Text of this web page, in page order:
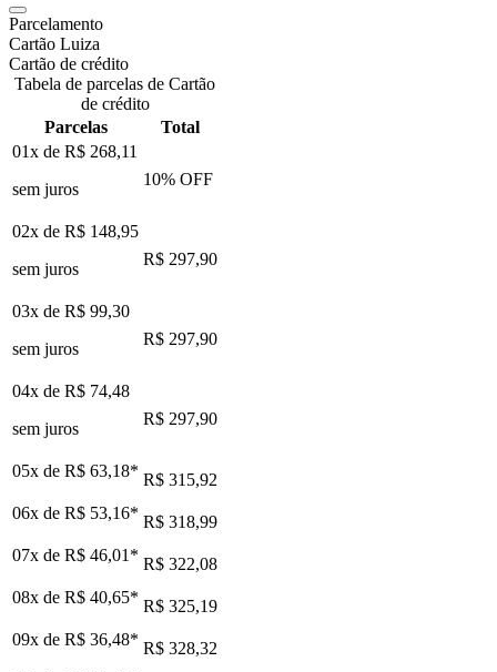
Parcelamento
Cartão Luiza
Cartão de crédito
Tabela de parcelas de Cartão
de crédito
Parcelas
Total
01x de R$ 268,11
sem juros
10% OFF
02x de R$ 148,95
sem juros
R$ 297,90
03x de R$ 99,30
sem juros
R$ 297,90
04x de R$ 74,48
sem juros
R$ 297,90
05x de R$ 63,18* R$ 315,92
06x de R$ 53,16* R$ 318,99
07x de R$ 46,01 * R$ 322,08
08x de R$ 40,65* R$ 325,19
09x de R$ 36,48* R$ 328,32